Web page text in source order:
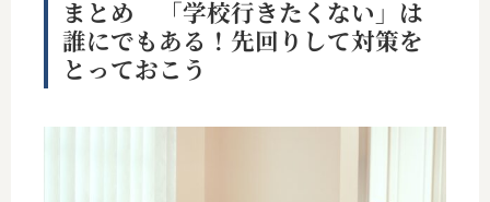
まとめ 「学校行きたくない」は
誰にでもある！先回りして対策を
とっておこう